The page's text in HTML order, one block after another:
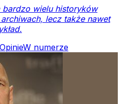
bardzo wielu historyków
lecz także nawet
OpinieW numerze